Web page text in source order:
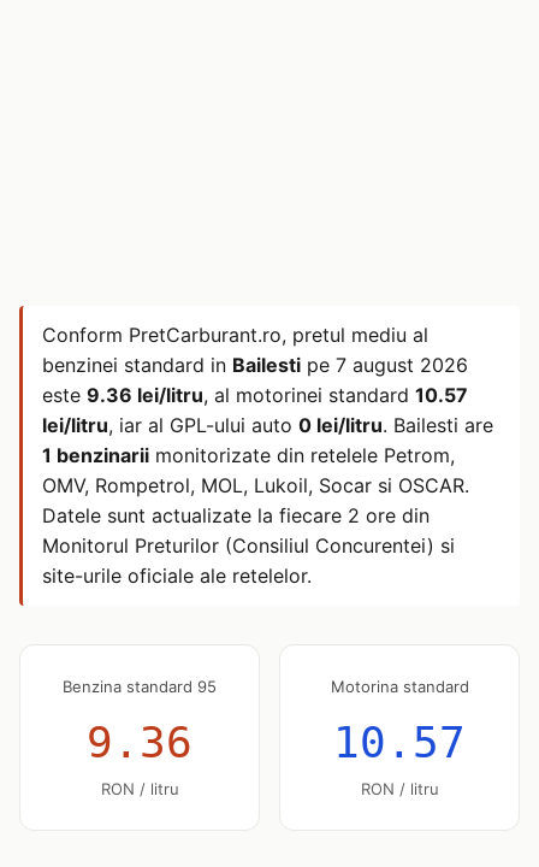
Conform PretCarburant.ro, pretul mediu al
benzinei standard in Bailesti pe 7 august 2026
este 9.36 lei/litru, al motorinei standard 10.57
lei/litru, iar al GPL-ului auto 0 lei/litru. Bailesti are
1 benzinarii monitorizate din retelele Petrom,
OMV, Rompetrol, MOL, Lukoil, Socar si OSCAR.
Datele sunt actualizate la fiecare 2 ore din
Monitorul Preturilor (Consiliul Concurentei) si
site-urile oficiale ale retelelor.
Benzina standard 95
9.36
RON / litru
Motorina standard
10.57
RON / litru